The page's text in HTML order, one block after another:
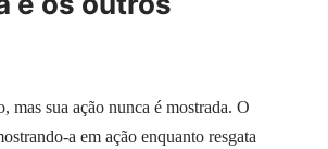
sua ação nunca é mostrada. O
a em ação enquanto resgata